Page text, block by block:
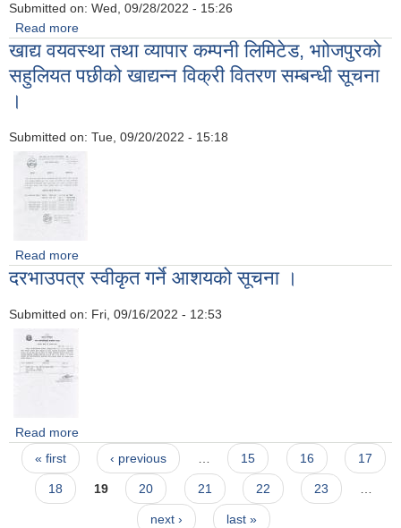
Submitted on: Wed, 09/28/2022 - 15:26
Read more
खाद्य वयवस्था तथा व्यापार कम्पनी लिमिटेड, भाोजपुरको
सहुलियत पछीको खाद्यन्न विक्री वितरण सम्बन्धी सूचना
।
Submitted on: Tue, 09/20/2022 - 15:18
Read more
पछीको खाद्यन्न विक्री वितरण सम्बन्धी सूचना ।
दरभाउपत्र स्वीकृत गर्ने आशयको सूचना ।
Submitted on: Fri, 09/16/2022 - 12:53
Read more
Pages
« first ‹ previous … 15 16 17
18 19 20 21 22 23 …
next › last »